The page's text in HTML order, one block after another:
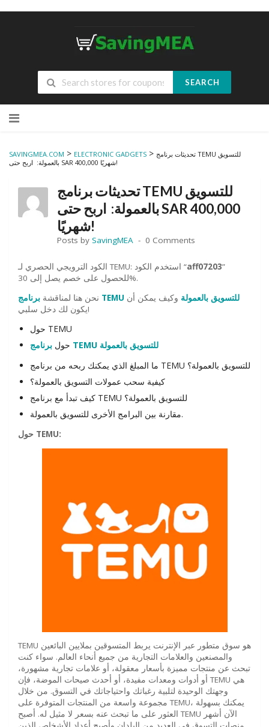
SEARCH
to
SAVINGMEA.COM > ELECTRONIC GADGETS > تحديثات برنامج TEMU للتسويق
بالعمولة: اربح حتى SAR 400,000 شهريًا!
تحديثات برنامج TEMU للتسويق
بالعمولة: اربح حتى SAR 400,000
شهريًا!
Posts by SavingMEA 0 Comments
الكود الترويجي الحصري لـ TEMU: استخدم الكود “aff07203”
للحصول على خصم يصل إلى 30%.
نحن هنا لمناقشة
برنامج TEMU للتسويق بالعمولة وكيف يمكن أن
يكون لك دخل سلبي!
حول TEMU
حول
برنامج TEMU للتسويق بالعمولة
ما المبلغ الذي يمكنك ربحه من برنامج TEMU للتسويق بالعمولة؟
كيفية سحب عمولات التسويق بالعمولة؟
كيف تبدأ مع برنامج TEMU للتسويق بالعمولة؟
مقارنة بين البرامج الأخرى للتسويق بالعمولة.
TEMU:
TEMU هو سوق متطور عبر الإنترنت يربط المتسوقين بملايين البائعين
والمصنعين والعلامات التجارية من جميع أنحاء العالم. سواء كنت
تبحث عن منتجات مميزة بأسعار معقولة، أو علامات تجارية مشهورة،
أو أدوات ومعدات مفيدة، أو أحدث صيحات الموضة، فإن TEMU هي
وجهتك الوحيدة لتلبية رغباتك واحتياجاتك في التسوق. من خلال
مجموعة واسعة من المنتجات المتوفرة على TEMU، يمكنك بسهولة
العثور على ما تبحث عنه بسعر لا مثيل له. أصبح TEMU الآن أشهر